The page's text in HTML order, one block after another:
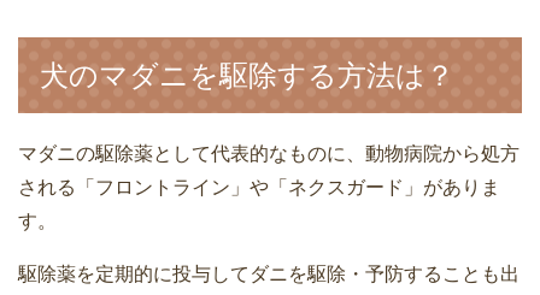
犬のマダニを駆除する方法は？
マダニの駆除薬として代表的なものに、動物病院から処方
される「フロントライン」や「ネクスガード」がありま
す。
駆除薬を定期的に投与してダニを駆除・予防することも出